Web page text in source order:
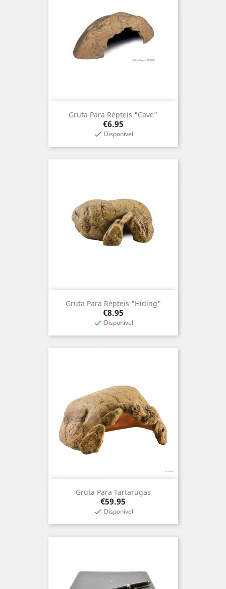
Gruta Para Répteis "Cave"
Price
€6.95
 Disponível
Gruta Para Répteis "Hiding"
Price
€8.95
 Disponível
Gruta Para Tartarugas
Price
€59.95
 Disponível